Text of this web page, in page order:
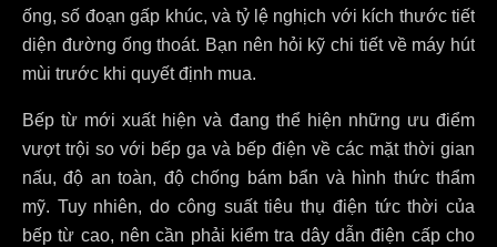
ống, số đoạn gấp khúc, và tỷ lệ nghịch với kích thước tiết
diện đường ống thoát. Bạn nên hỏi kỹ chi tiết về máy hút
mùi trước khi quyết định mua.
Bếp từ mới xuất hiện và đang thể hiện những ưu điểm
vượt trội so với bếp ga và bếp điện về các mặt thời gian
nấu, độ an toàn, độ chống bám bẩn và hình thức thẩm
mỹ. Tuy nhiên, do công suất tiêu thụ điện tức thời của
bếp từ cao, nên cần phải kiểm tra dây dẫn điện cấp cho